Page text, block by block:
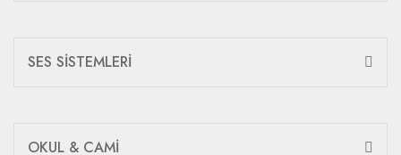
SES SİSTEMLERİ
OKUL & CAMİ